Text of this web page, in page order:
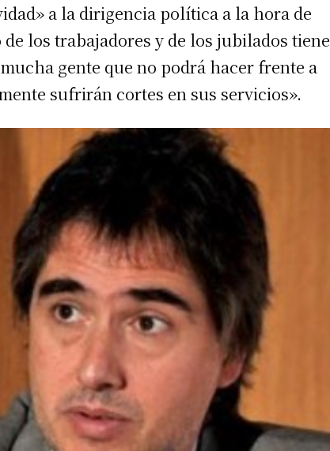
gratis
*
electrónico *
a la dirigencia política a la hora de
los trabajadores y de los jubilados tiene
gente que no podrá hacer frente a
sufrirán cortes en sus servicios».